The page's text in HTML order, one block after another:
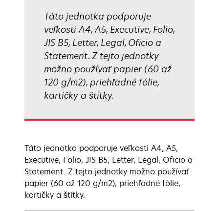
Táto jednotka podporuje
veľkosti A4, A5, Executive, Folio,
JIS B5, Letter, Legal, Oficio a
Statement. Z tejto jednotky
možno používať papier (60 až
120 g/m2), priehľadné fólie,
kartičky a štítky.
Táto jednotka podporuje veľkosti A4, A5,
Executive, Folio, JIS B5, Letter, Legal, Oficio a
Statement. Z tejto jednotky možno používať
papier (60 až 120 g/m2), priehľadné fólie,
kartičky a štítky.